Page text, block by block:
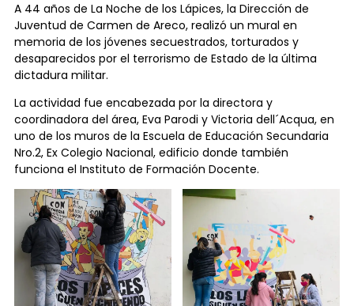
A 44 años de La Noche de los Lápices, la Dirección de
Juventud de Carmen de Areco, realizó un mural en
memoria de los jóvenes secuestrados, torturados y
desaparecidos por el terrorismo de Estado de la última
dictadura militar.
La actividad fue encabezada por la directora y
coordinadora del área, Eva Parodi y Victoria dell´Acqua, en
uno de los muros de la Escuela de Educación Secundaria
Nro.2, Ex Colegio Nacional, edificio donde también
funciona el Instituto de Formación Docente.